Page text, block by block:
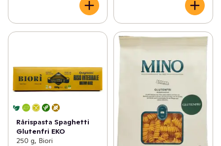
Rårispasta Spaghetti
Glutenfri EKO
250 g, Biori